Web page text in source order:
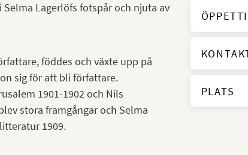
PLATS
Lagerlöfs fotspår och njuta av
föddes och växte upp på
sig för att bli författare.
1901-1902 och Nils
stora framgångar och Selma
1909.